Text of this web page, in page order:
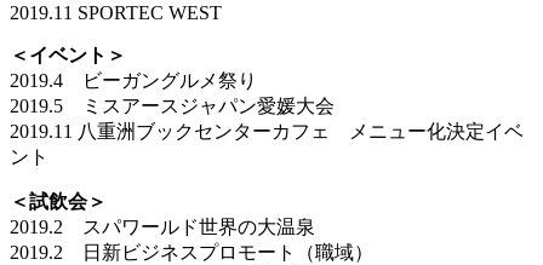
2019.11 SPORTEC WEST
＜イベント＞
2019.4 ビーガングルメ祭り
2019.5 ミスアースジャパン愛媛大会
2019.11 八重洲ブックセンターカフェ メニュー化決定イベ
ント
＜試飲会＞
2019.2 スパワールド世界の大温泉
2019.2 日新ビジネスプロモート（職域）